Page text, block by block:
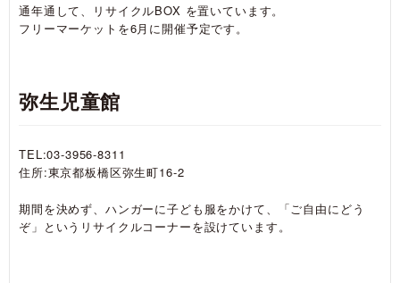
通年通して、リサイクルBOX を置いています。
フリーマーケットを6月に開催予定です。
弥生児童館
TEL:03-3956-8311
住所:東京都板橋区弥生町16-2
期間を決めず、ハンガーに子ども服をかけて、「ご自由にどう
ぞ」というリサイクルコーナーを設けています。